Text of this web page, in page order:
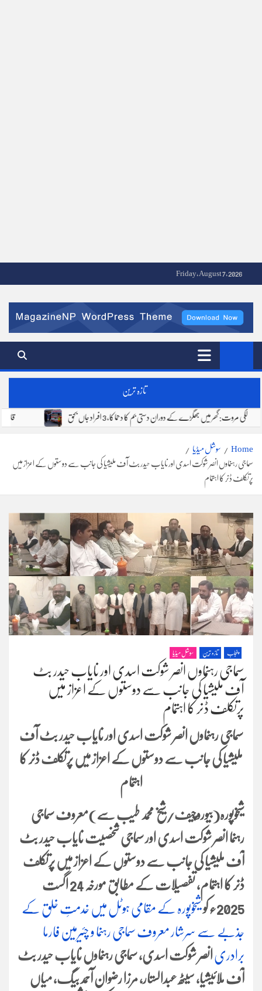
to
تازہ ترین
لکی مروت: گھر میں جھگڑے کے دوران دستی بم کا دھماکا، 3 افراد جاں بحق
Home سوشل میڈیا
سماجی رہنماوں انصر شوکت اسدی اور نایاب حیدر بٹ آف ملیشیا کی جانب سے دوستوں کے اعزاز میں
پرتکلف ڈنر کا اہتمام
پنجاب تازہ ترین سوشل میڈیا
سماجی رہنماوں انصر شوکت اسدی اور نایاب حیدر بٹ
آف ملیشیا کی جانب سے دوستوں کے اعزاز میں
پرتکلف ڈنر کا اہتمام
سماجی رہنماوں انصر شوکت اسدی اور نایاب حیدر بٹ آف
ملیشیا کی جانب سے دوستوں کے اعزاز میں پرتکلف ڈنر کا
اہتمام
شیخوپورہ(بیوروچیف/شیخ محمد طیب سے)معروف سماجی
رہنما انصر شوکت اسدی اور سماجی شخصیت نایاب حیدر بٹ
آف ملیشیا کی جانب سے دوستوں کے اعزاز میں پرتکلف
ڈنر کا اہتمام، تفصیلات کے مطابق مورخہ 24 اگست
2025ء کو
شیخوپورہ کے مقامی ہوٹل میں خدمتِ خلق کے
جذبے سے سرشار معروف سماجی رہنما و چئیرمین فارما
برادری انصر شوکت اسدی، سماجی رہنماوں نایاب حیدر بٹ
آف ملائیشیا، سیٹھ عبدالستار، مرزا رضوان آحمد بیگ، میاں